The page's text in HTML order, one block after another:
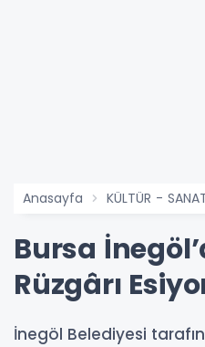
Anasayfa KÜLTÜR -
Bursa
Rüzgârı
İnegöl Belediyesi